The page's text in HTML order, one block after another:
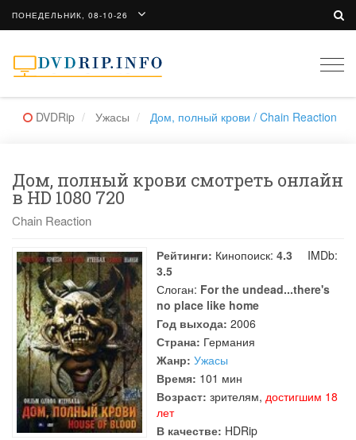
ПОНЕДЕЛЬНИК, 08-10-26
DVDRip Ужасы Дом, полный крови / Chain Reaction
Дом, полный крови смотреть онлайн
в HD 1080 720
Chain Reaction
Рейтинги: Кинопоиск: 4.3
IMDb:
3.5
Слоган: For the undead...there's
no place like home
Год выхода: 2006
Страна: Германия
Жанр: Ужасы
Время: 101 мин
Возраст: зрителям, достигшим 18
лет
В качестве: HDRip